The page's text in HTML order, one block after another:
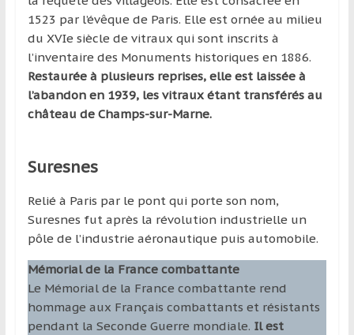
1523 par l’évêque de Paris. Elle est ornée au milieu
du XVIe siècle de vitraux qui sont inscrits à
l’inventaire des Monuments historiques en 1886.
Restaurée à plusieurs reprises, elle est laissée à
l’abandon en 1939, les vitraux étant transférés au
château de Champs-sur-Marne.
Suresnes
Relié à Paris par le pont qui porte son nom,
Suresnes fut après la révolution industrielle un
pôle de l’industrie aéronautique puis automobile.
Mémorial de la France combattante
Le Mémorial de la France combattante rend
hommage aux Français combattants et résistants
pendant la Seconde Guerre mondiale. Il est